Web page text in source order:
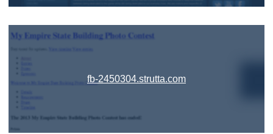
fb-2450304.strutta.com